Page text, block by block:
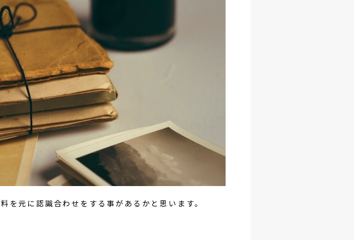
を元に認識合わせをする事があるかと思います。